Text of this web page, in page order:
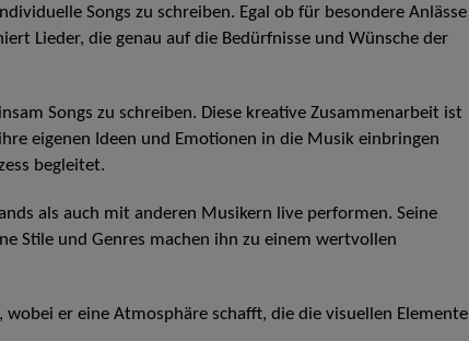
Songs zu schreiben. Egal ob für besondere Anlässe
Lieder, die genau auf die Bedürfnisse und Wünsche der
Songs zu schreiben. Diese kreative Zusammenarbeit ist
eigenen Ideen und Emotionen in die Musik einbringen
begleitet.
als auch mit anderen Musikern live performen. Seine
Stile und Genres machen ihn zu einem wertvollen
er eine Atmosphäre schafft, die die visuellen Elemente